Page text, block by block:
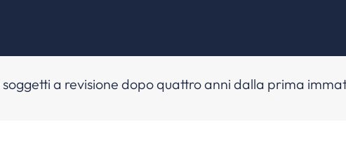
soggetti a revisione dopo quattro anni dalla prima